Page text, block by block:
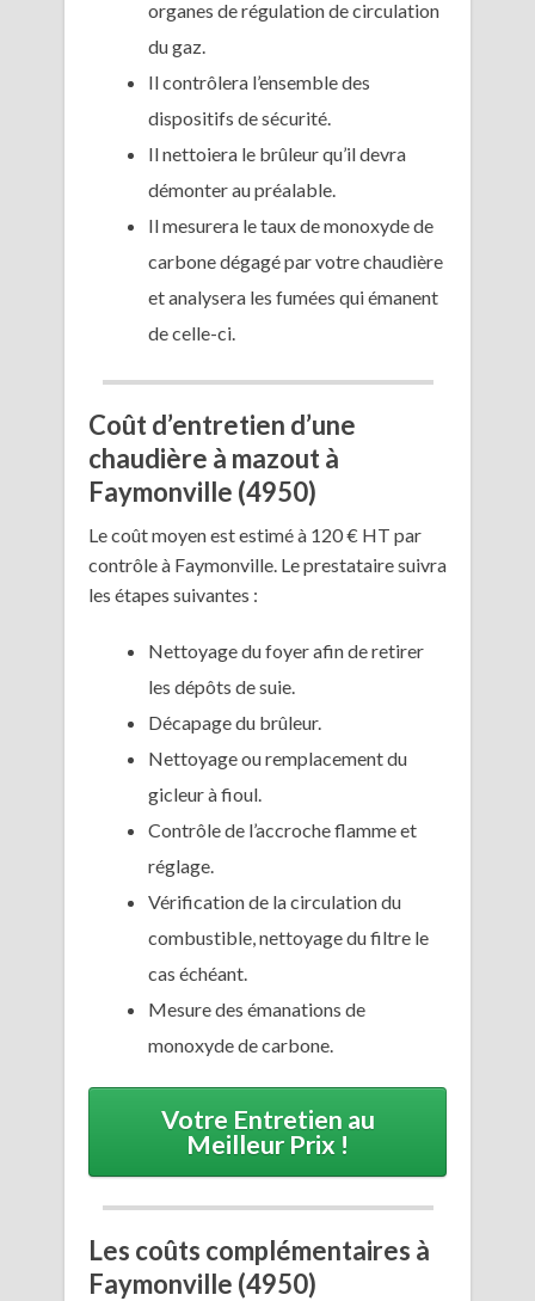
organes de régulation de circulation
du gaz.
Il contrôlera l’ensemble des
dispositifs de sécurité.
Il nettoiera le brûleur qu’il devra
démonter au préalable.
Il mesurera le taux de monoxyde de
carbone dégagé par votre chaudière
et analysera les fumées qui émanent
de celle-ci.
Coût d’entretien d’une
chaudière à mazout à
Faymonville (4950)
Le coût moyen est estimé à 120 € HT par
contrôle à Faymonville. Le prestataire suivra
les étapes suivantes :
Nettoyage du foyer afin de retirer
les dépôts de suie.
Décapage du brûleur.
Nettoyage ou remplacement du
gicleur à fioul.
Contrôle de l’accroche flamme et
réglage.
Vérification de la circulation du
combustible, nettoyage du filtre le
cas échéant.
Mesure des émanations de
monoxyde de carbone.
Votre Entretien au
Meilleur Prix !
Les coûts complémentaires à
Faymonville (4950)